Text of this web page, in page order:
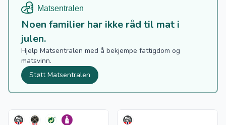
Noen familier har ikke råd til mat i
julen.
Hjelp Matsentralen med å bekjempe fattigdom og
matsvinn.
Støtt Matsentralen
Vis flere detaljer for produktet "Den Sorte Havre Müsli
Vis flere detaljer for